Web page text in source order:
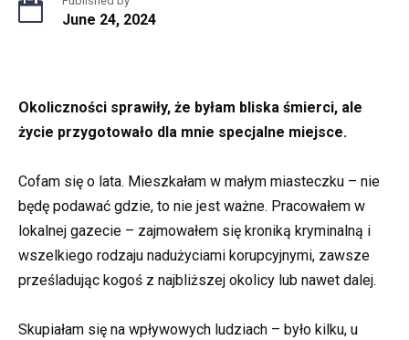
June 24, 2024
Okoliczności sprawiły, że byłam bliska śmierci, ale
życie przygotowało dla mnie specjalne miejsce.
Cofam się o lata. Mieszkałam w małym miasteczku – nie
będę podawać gdzie, to nie jest ważne. Pracowałem w
lokalnej gazecie – zajmowałem się kroniką kryminalną i
wszelkiego rodzaju nadużyciami korupcyjnymi, zawsze
prześladując kogoś z najbliższej okolicy lub nawet dalej.
Skupiałam się na wpływowych ludziach – było kilku, u